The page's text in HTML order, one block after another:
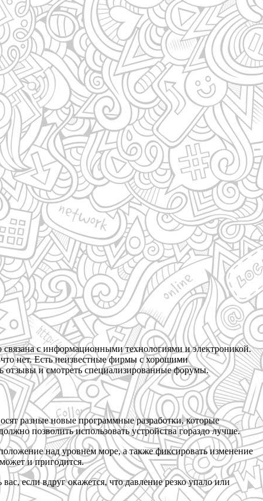
связана с информационными технологиями и электроникой.
что нет. Есть неизвестные фирмы с хорошими
отзывы и смотреть специализированные форумы.
разные новые программные разработки, которые
позволить использовать устройства гораздо лучше.
над уровнем море, а также фиксировать изменение
и пригодится.
если вдруг окажется, что давление резко упало или